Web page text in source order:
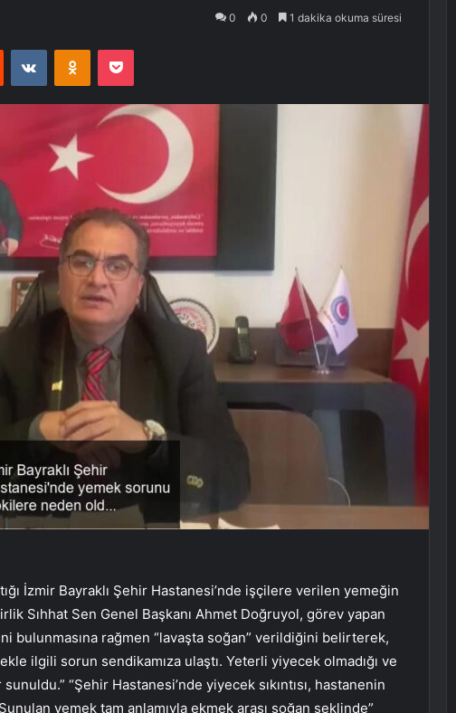
0 0 1 dakika okuma süresi
Reddit VKontakteOdnoklassniki
Pocket
İzmir Bayraklı Şehir Hastanesi’nde işçilere verilen yemeğin
Sıhhat Sen Genel Başkanı Ahmet Doğruyol, görev yapan
bulunmasına rağmen “lavaşta soğan” verildiğini belirterek,
ilgili sorun sendikamıza ulaştı. Yeterli yiyecek olmadığı ve
“Şehir Hastanesi’nde yiyecek sıkıntısı, hastanenin
yemek tam anlamıyla ekmek arası soğan şeklinde”